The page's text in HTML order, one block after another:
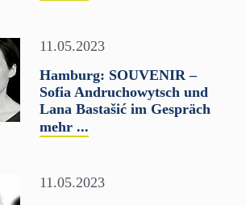
11.05.2023
Hamburg: SOUVENIR –
Sofia Andruchowytsch und
Lana Bastašić im Gespräch
mehr ...
11.05.2023